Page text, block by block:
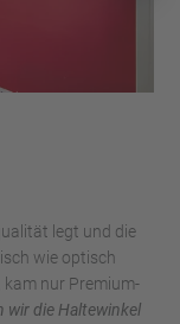
legt und die
wie optisch
nur Premium-
wir die Haltewinkel